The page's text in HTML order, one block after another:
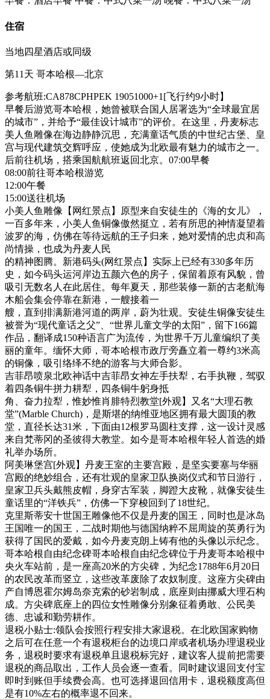
住宿
当地四星酒店或同级
第11天 哥本哈根—北京
参考航班:CA878CPHPEK 19051000+1[飞行约9小时】
早餐后游览哥本哈根，她曾被联合国人居署选为“全球最宜居
的城市”，并给予“最佳设计城市”的评价。在这里，丹麦标志
美人鱼雕像在海边静静沉思，充满童话气质的中世纪古堡、皇
宫与现代建筑交辉呼应，使她成为北欧最有魅力的城市之一。
后前往机场，搭乘国航航班返回北京。07:00早餐
08:00前往哥本哈根游览
12:00午餐
15:00送往机场
小美人鱼雕像【网红景点】原型来自安徒生的《海的女儿》，
一百多年来，小美人鱼铜像傲然挺立，若有所思的神情凝望着
波罗的海，仿佛在等待远航的王子归来，她对爱情的忠贞和高
尚情操，也成为丹麦人民
的精神图腾。新港码头(网红景点】实际上已经有330多年历
史，如今码头运河岸边五颜六色的房子，保留着原有风貌，曾
吸引无数名人在此居住。每年夏天，那些装修一新的古老航海
木船会集会停靠在新港，一艘接着一
艘，直到排满新港河道的两岸，蔚为壮观。安徒生铜像安徒生
被誉为“现代童话之父”、“世界儿童文学的太阳”，留下166篇
作品，翻译成150种语言广为流传，为世界千万儿童编织了美
丽的童年。缅怀大师，哥本哈根市政厅旁矗立着一尊约3米高
的铜像，吸引络绎不绝的游客与大师合影。
吉菲昂喷泉北欧神话中吉菲昂女神左手扶犁，右手执鞭，驾驭
着四条铜牛拼力耕犁，四条铜牛躬身抵
角、奋力拉犁，惟妙惟肖腓特烈教堂[外观】又名“大理石教
堂”(Marble Church)，是斯堪的纳维亚地区拥有最大圆顶的教
堂，直径长达31米，下面由12根罗马圆柱支撑，这一设计灵感
来自梵蒂冈的圣彼得大教堂。如今是哥本哈根年轻人首选的婚
礼举办场所。
阿美琳堡宫[外观】丹麦王室的主要宫殿，是坚实要塞与华丽
宫殿的绝妙组合，还有壮观的皇家卫队换岗仪式和节日游行，
皇家卫兵头戴熊皮帽，身穿古军装，脚蹬大皮靴，就像安徒生
童话里的“洋铁兵”，仿佛一下穿梭回到了18世纪。
克里斯蒂安十世国王雕像他不仅是丹麦的国王，同时也是冰岛
王国唯一的国王，二战时期他与德国纳粹不屈周旋的英勇行为
获得了国民的爱戴，如今丹麦克朗上铸有他的头像以示纪念。
哥本哈根自由纪念碑哥本哈根自由纪念碑位于丹麦哥本哈根中
央火车站前，是一座高20米的方尖碑，为纪念1788年6月20日
的农民改革而竖立，这些改革废除了农奴制度。这座方尖碑由
产自博恩霍尔姆岛奈克索的砂岩制成，底座则由挪威大理石构
成。方尖碑底座上的四位女性雕像分别象征着勇敢、公民美
德、忠诚和勤劳耕作。
退税小贴士:领队会按照行程安排大家退税。在北欧国家购物
之后可在任意一个有退税柜台的边境口岸或者机场办理退税业
务，退税时要求有退税单且退税标完好，建议客人提前把需要
退税的商品取出，工作人员会逐一查看。同时建议退回支付宝
即时到账但手续费会高。也可选择退回信用卡，退税额度高但
是有10%左右的概率退不回来。